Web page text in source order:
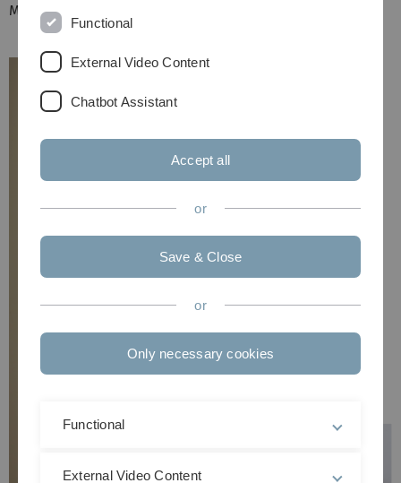
Metallstäben durch Torsionsschwingungen.
Functional
External Video Content
Chatbot Assistant
Accept all
or
Save & Close
or
Only necessary cookies
Functional
External Video Content